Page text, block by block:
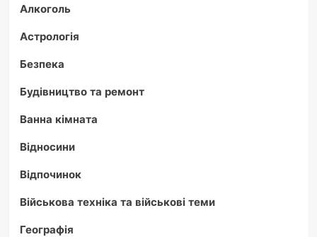
Алкоголь
Астрологія
Безпека
Будівництво та ремонт
Ванна кімната
Відносини
Відпочинок
Військова техніка та військові теми
Географія